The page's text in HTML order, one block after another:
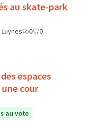
au skate-park
0
0
espaces
cour
au vote